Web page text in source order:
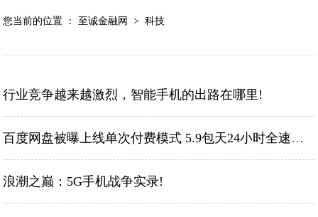
您当前的位置 ： 至诚金融网 >科技
行业竞争越来越激烈，智能手机的出路在哪里!
百度网盘被曝上线单次付费模式 5.9包天24小时全速下载!
浪潮之巅：5G手机战争实录!